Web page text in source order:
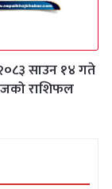
साउन १४ गते
राशिफल